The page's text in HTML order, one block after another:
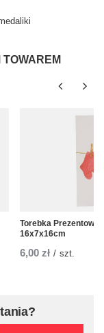
Torebka Prezentowa
16x7x16cm
6,00 zł / szt.